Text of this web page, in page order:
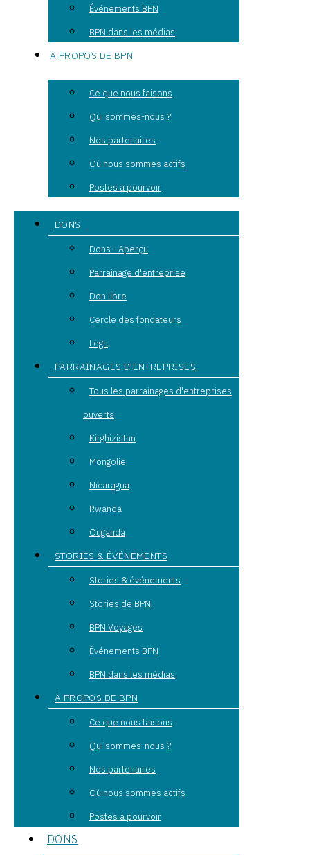
Événements BPN
BPN dans les médias
À PROPOS DE BPN
Ce que nous faisons
Qui sommes-nous ?
Nos partenaires
Où nous sommes actifs
Postes à pourvoir
DONS
Dons - Aperçu
Parrainage d'entreprise
Don libre
Cercle des fondateurs
Legs
PARRAINAGES D'ENTREPRISES
Tous les parrainages d'entreprises
ouverts
Kirghizistan
Mongolie
Nicaragua
Rwanda
Ouganda
STORIES & ÉVÉNEMENTS
Stories & événements
Stories de BPN
BPN Voyages
Événements BPN
BPN dans les médias
À PROPOS DE BPN
Ce que nous faisons
Qui sommes-nous ?
Nos partenaires
Où nous sommes actifs
Postes à pourvoir
DONS